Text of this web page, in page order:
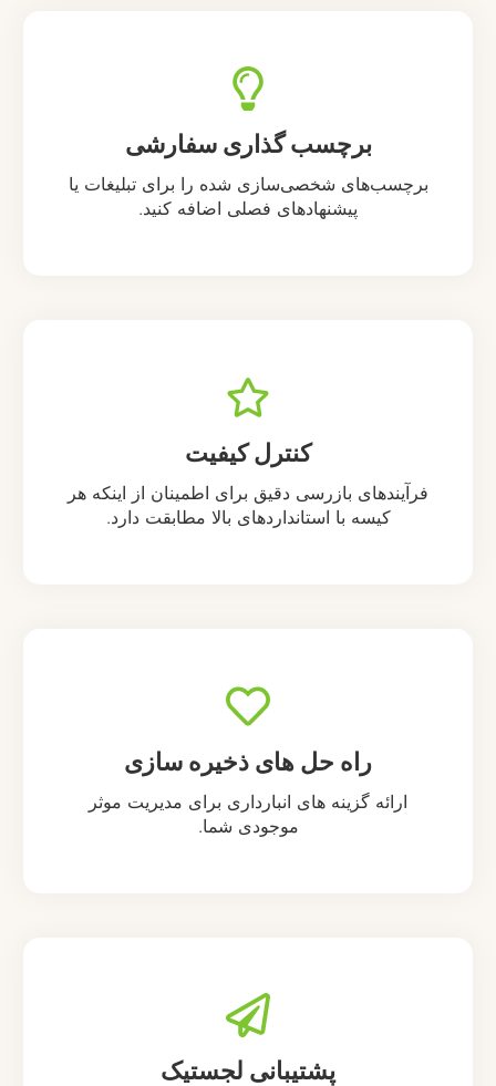
برچسب گذاری سفارشی
برچسب‌های شخصی‌سازی شده را برای تبلیغات یا
پیشنهادهای فصلی اضافه کنید.
کنترل کیفیت
فرآیندهای بازرسی دقیق برای اطمینان از اینکه هر
کیسه با استانداردهای بالا مطابقت دارد.
راه حل های ذخیره سازی
ارائه گزینه های انبارداری برای مدیریت موثر
موجودی شما.
پشتیبانی لجستیک